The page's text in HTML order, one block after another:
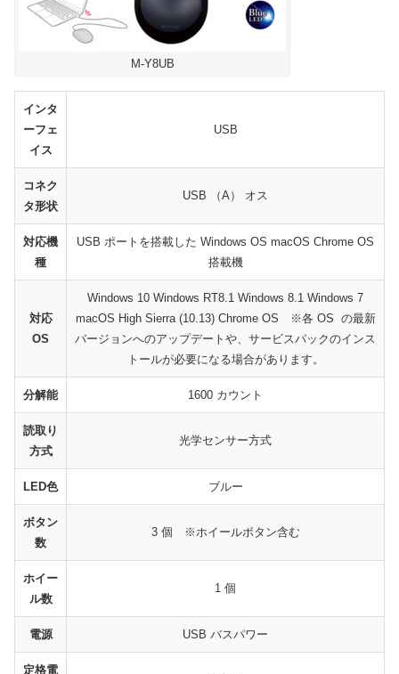
M-Y8UB
インタ
ーフェ
イス
USB
コネク
タ形状
USB （A） オス
対応機
種
USB ポートを搭載した Windows OS macOS Chrome OS
搭載機
対応
OS
Windows 10 Windows RT8.1 Windows 8.1 Windows 7
macOS High Sierra (10.13) Chrome OS ※各 OS の最新
バージョンへのアップデートや、サービスパックのインス
トールが必要になる場合があります。
分解能 1600 カウント
読取り
方式
光学センサー方式
LED色 ブルー
ボタン
数
3 個 ※ホイールボタン含む
ホイー
ル数
1 個
電源 USB バスパワー
定格電